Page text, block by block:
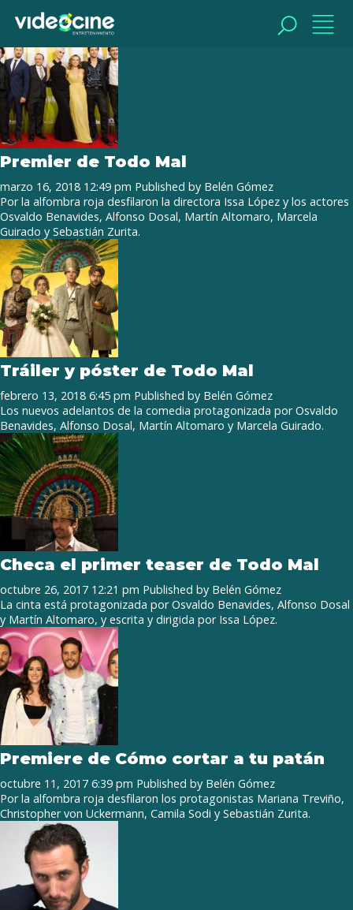
Tag Archive: Sebastián Zurita
Premier de Todo Mal
marzo 16, 2018 12:49 pm Published by Belén Gómez
Por la alfombra roja desfilaron la directora Issa López y los actores
Osvaldo Benavides, Alfonso Dosal, Martín Altomaro, Marcela
Guirado y Sebastián Zurita.
Tráiler y póster de Todo Mal
febrero 13, 2018 6:45 pm Published by Belén Gómez
Los nuevos adelantos de la comedia protagonizada por Osvaldo
Benavides, Alfonso Dosal, Martín Altomaro y Marcela Guirado.
Checa el primer teaser de Todo Mal
octubre 26, 2017 12:21 pm Published by Belén Gómez
La cinta está protagonizada por Osvaldo Benavides, Alfonso Dosal
y Martín Altomaro, y escrita y dirigida por Issa López.
Premiere de Cómo cortar a tu patán
octubre 11, 2017 6:39 pm Published by Belén Gómez
Por la alfombra roja desfilaron los protagonistas Mariana Treviño,
Christopher von Uckermann, Camila Sodi y Sebastián Zurita.